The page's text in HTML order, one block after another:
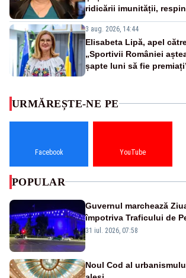
ridicării imunității,
3 aug. 2026, 14:44
Elisabeta Lipă, apel
„Sportivii României
șapte luni să fie
URMĂREȘTE-NE PE
Facebook YouTube
POPULAR
Guvernul marchează
împotriva Traficului de
Victoria, iluminat în
31 iul. 2026, 07:58
Noul Cod al